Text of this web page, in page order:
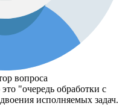
вопроса
"очередь обработки с
исполняемых задач.